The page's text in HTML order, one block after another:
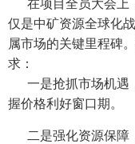
在项目全员大会上
仅是中矿资源全球化
属市场的关键里程碑
求：
一是抢抓市场机遇
握价格利好窗口期。
二是强化资源保障